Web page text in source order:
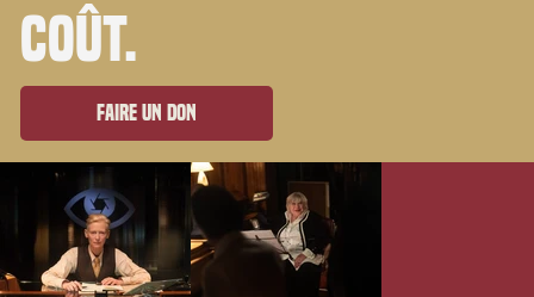
coût.
Faire un don